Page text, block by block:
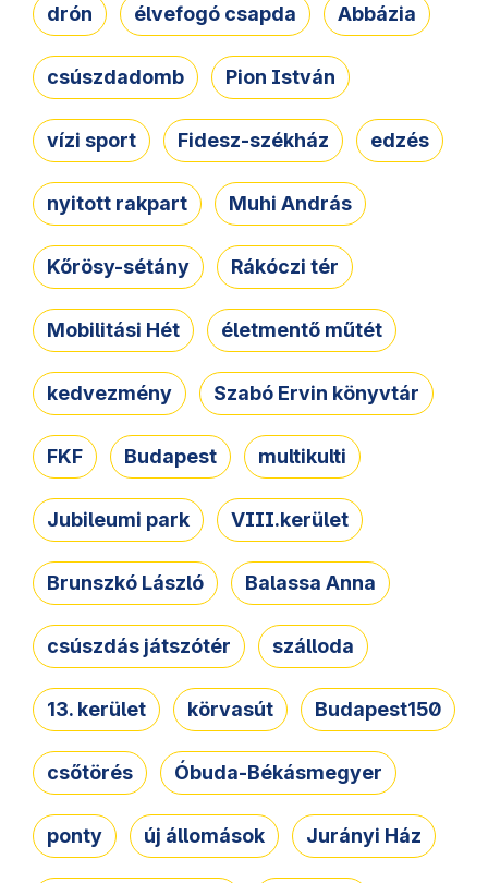
drón élvefogó csapda Abbázia
csúszdadomb Pion István
vízi sport Fidesz-székház edzés
nyitott rakpart Muhi András
Kőrösy-sétány Rákóczi tér
Mobilitási Hét életmentő műtét
kedvezmény Szabó Ervin könyvtár
FKF Budapest multikulti
Jubileumi park VIII.kerület
Brunszkó László Balassa Anna
csúszdás játszótér szálloda
13. kerület körvasút Budapest150
csőtörés Óbuda-Békásmegyer
ponty új állomások Jurányi Ház